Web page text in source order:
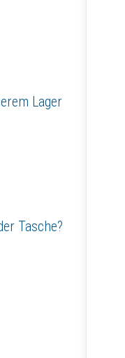
von
von 32.000 m²
kennenlernen? Unter
Umfeld
Lager
Tasche?